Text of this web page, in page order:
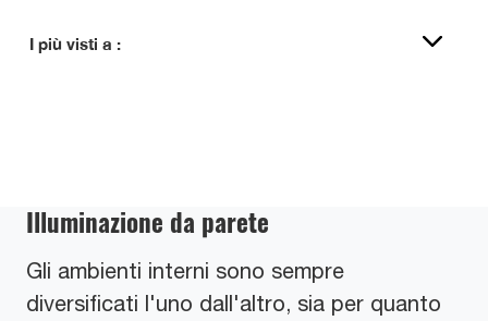
I più visti a :
Illuminazione da parete
Gli ambienti interni sono sempre
diversificati l'uno dall'altro, sia per quanto